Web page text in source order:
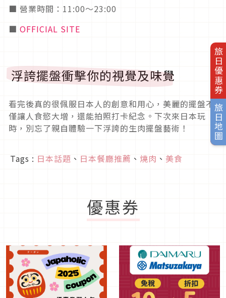
旅日優惠券
旅日地圖
■ 營業時間：11:00～23:00
■ OFFICIAL SITE
浮誇擺盤衝擊你的視覺及味覺
看完後真的很佩服日本人的創意和用心，美麗的擺盤不
僅讓人食慾大增，還能拍照打卡紀念。下次來日本玩
時，別忘了親自體驗一下浮誇的生肉擺盤藝術！
Tags : 日本話題 、 日本餐廳推薦 、 燒肉 、 美食
優惠券